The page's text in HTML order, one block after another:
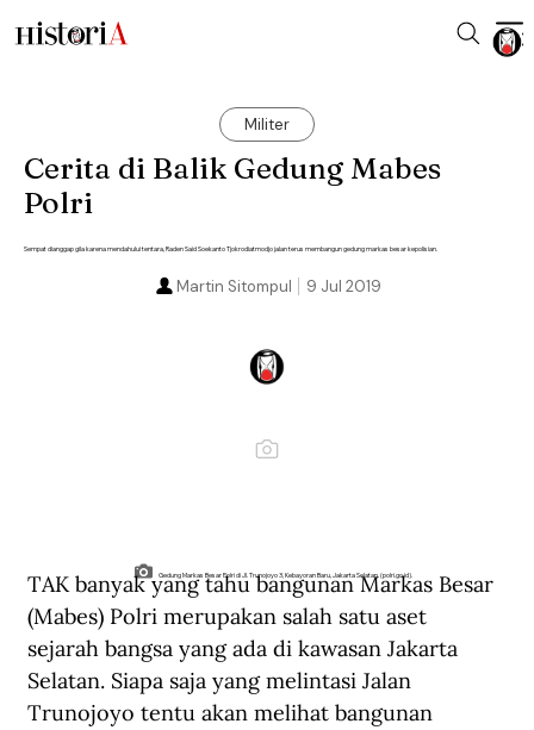
Militer
Cerita di Balik Gedung Mabes
Polri
Sempat dianggap gila karena mendahului tentara, Raden Said Soekanto Tjokrodiatmodjo jalan terus membangun gedung markas besar kepolisian.
9 Jul 2019
Martin Sitompul
Gedung Markas Besar Polri di Jl. Trunojoyo 3, Kebayoran Baru, Jakarta Selatan. (polri.go.id).
TAK banyak yang tahu bangunan Markas Besar
(Mabes) Polri merupakan salah satu aset
sejarah bangsa yang ada di kawasan Jakarta
Selatan. Siapa saja yang melintasi Jalan
Trunojoyo tentu akan melihat bangunan